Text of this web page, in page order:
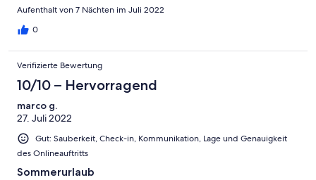
Aufenthalt von 7 Nächten im Juli 2022
0
Verifizierte Bewertung
10/10 – Hervorragend
marco g.
27. Juli 2022
Gut: Sauberkeit, Check-in, Kommunikation, Lage und Genauigkeit
des Onlineauftritts
Sommerurlaub